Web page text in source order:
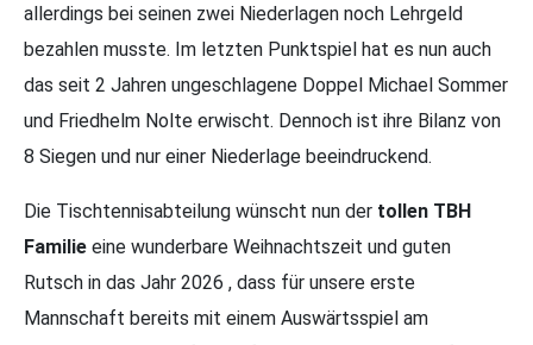
allerdings bei seinen zwei Niederlagen noch Lehrgeld
bezahlen musste. Im letzten Punktspiel hat es nun auch
das seit 2 Jahren ungeschlagene Doppel Michael Sommer
und Friedhelm Nolte erwischt. Dennoch ist ihre Bilanz von
8 Siegen und nur einer Niederlage beeindruckend.
Die Tischtennisabteilung wünscht nun der tollen TBH
Familie eine wunderbare Weihnachtszeit und guten
Rutsch in das Jahr 2026 , dass für unsere erste
Mannschaft bereits mit einem Auswärtsspiel am